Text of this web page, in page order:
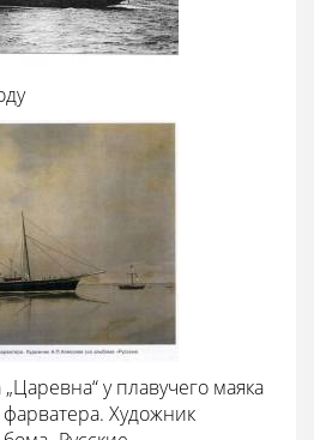
у плавучего маяка
Художник